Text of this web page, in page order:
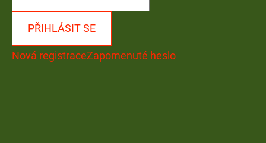
PŘIHLÁSIT SE
Nová registraceZapomenuté heslo